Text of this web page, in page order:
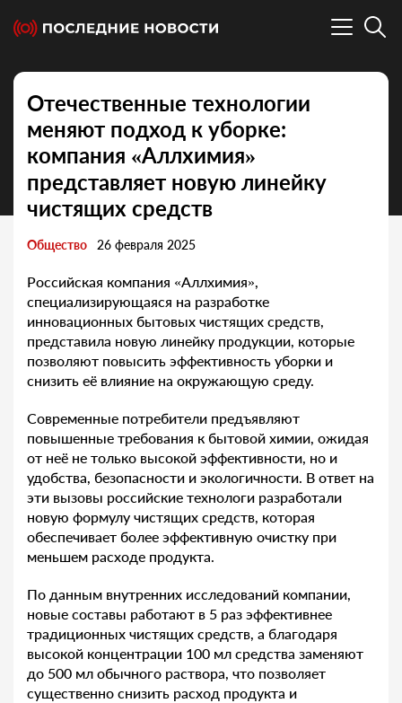
Отечественные технологии
меняют подход к уборке:
компания «Аллхимия»
представляет новую линейку
чистящих средств
Общество 26 февраля 2025
Российская компания «Аллхимия»,
специализирующаяся на разработке
инновационных бытовых чистящих средств,
представила новую линейку продукции, которые
позволяют повысить эффективность уборки и
снизить её влияние на окружающую среду.
Современные потребители предъявляют
повышенные требования к бытовой химии, ожидая
от неё не только высокой эффективности, но и
удобства, безопасности и экологичности. В ответ на
эти вызовы российские технологи разработали
новую формулу чистящих средств, которая
обеспечивает более эффективную очистку при
меньшем расходе продукта.
По данным внутренних исследований компании,
новые составы работают в 5 раз эффективнее
традиционных чистящих средств, а благодаря
высокой концентрации 100 мл средства заменяют
до 500 мл обычного раствора, что позволяет
существенно снизить расход продукта и